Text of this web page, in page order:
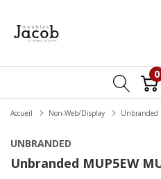
0
Accueil Non-Web/Display Unbranded
UNBRANDED
Unbranded MUP5EW